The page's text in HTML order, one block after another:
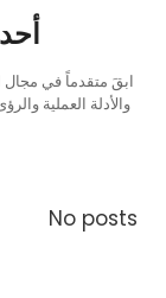
ابقَ متقدماً في
والأدلة العملية
No posts